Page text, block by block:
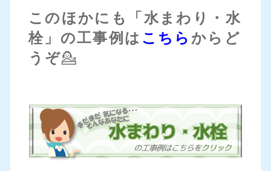
このほかにも「水まわり・水
栓」の工事例は こちら からど
うぞ💁